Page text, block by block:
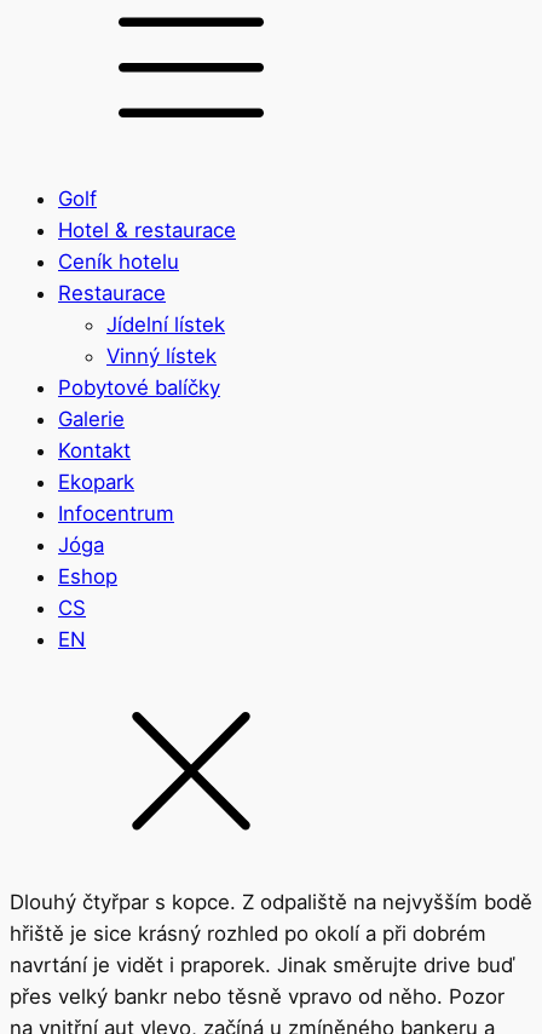
Golf
Hotel & restaurace
Ceník hotelu
Restaurace
Jídelní lístek
Vinný lístek
Pobytové balíčky
Galerie
Kontakt
Ekopark
Infocentrum
Jóga
Eshop
CS
EN
Dlouhý čtyřpar s kopce. Z odpaliště na nejvyšším bodě
hřiště je sice krásný rozhled po okolí a při dobrém
navrtání je vidět i praporek. Jinak směrujte drive buď
přes velký bankr nebo těsně vpravo od něho. Pozor
na vnitřní aut vlevo, začíná u zmíněného bankeru a